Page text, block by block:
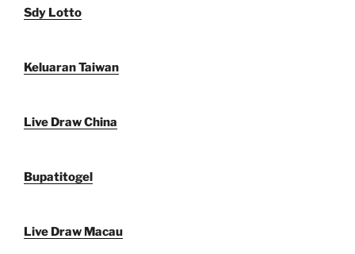
Sdy Lotto
Keluaran Taiwan
Live Draw China
Bupatitogel
Live Draw Macau